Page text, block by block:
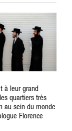
à leur grand
quartiers très
au sein du monde
Florence